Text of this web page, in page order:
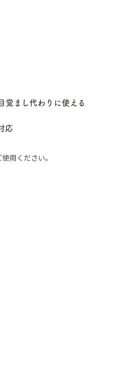
。
覚まし代わりに使える
応
用ください。